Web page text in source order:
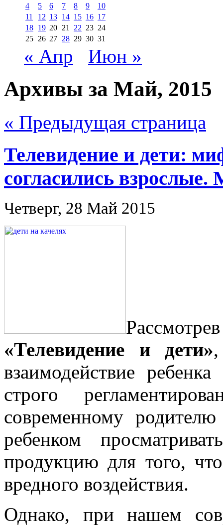
4
5 6 7 8 9
10
11
12 13 14 15 16 17
18 19 20 21 22 23 24
25 26 27 28 29 30 31
« Апр Июн »
Архивы за Май, 2015
« Предыдущая страница
Телевидение и дети:
согласились
Четверг, 28 Май 2015
«Телевидение и дети»
взаимодействие
строго
современному
ребенком
продукцию для того,
вредного воздействия.
Однако, при нашем